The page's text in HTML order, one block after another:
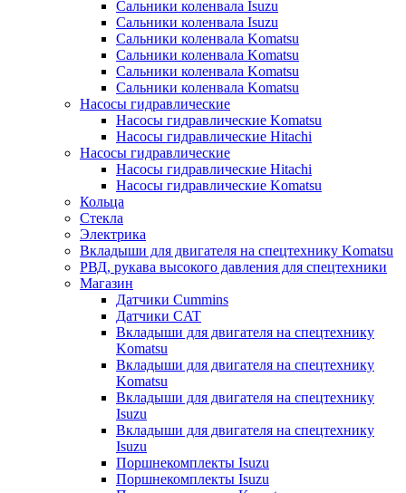
Сальники коленвала Isuzu
Сальники коленвала Isuzu
Сальники коленвала Komatsu
Сальники коленвала Komatsu
Сальники коленвала Komatsu
Сальники коленвала Komatsu
Насосы гидравлические
Насосы гидравлические Komatsu
Насосы гидравлические Hitachi
Насосы гидравлические
Насосы гидравлические Hitachi
Насосы гидравлические Komatsu
Кольца
Стекла
Электрика
Вкладыши для двигателя на спецтехнику Komatsu
РВД, рукава высокого давления для спецтехники
Магазин
Датчики Cummins
Датчики CAT
Вкладыши для двигателя на спецтехнику
Komatsu
Вкладыши для двигателя на спецтехнику
Komatsu
Вкладыши для двигателя на спецтехнику
Isuzu
Вкладыши для двигателя на спецтехнику
Isuzu
Поршнекомплекты Isuzu
Поршнекомплекты Isuzu